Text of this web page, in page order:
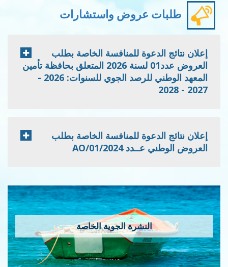
طلبات عروض واستشارات
إعلان نتائج الدعوة للمنافسة الخاصة بطلب
العروض عدد01 لسنة 2026 المتعلق بحافظة تأمين
المعهد الوطني للرصد الجوي للسنوات: 2026 -
2027 - 2028
إعلان نتائج الدعوة للمنافسة الخاصة بطلب
العروض الوطني عــدد 2024/AO/01
النشرة الجوية الخاصة